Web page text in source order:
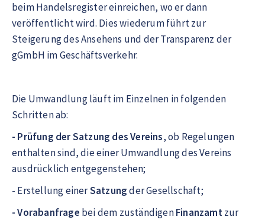
beim Handelsregister einreichen, wo er dann
veröffentlicht wird. Dies wiederum führt zur
Steigerung des Ansehens und der Transparenz der
gGmbH im Geschäftsverkehr.
Die Umwandlung läuft im Einzelnen in folgenden
Schritten ab:
- Prüfung der Satzung des Vereins, ob Regelungen
enthalten sind, die einer Umwandlung des Vereins
ausdrücklich entgegenstehen;
- Erstellung einerSatzungder Gesellschaft;
- Vorabanfrage bei dem zuständigenFinanzamtzur